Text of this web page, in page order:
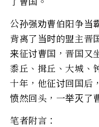
公孙强劝曹伯阳争当
背离了当时的盟主晋
来征讨曹国，晋国又
黍丘、揖丘、大城、
十年，他征讨回国后
愤然回头，一举灭了
笔者附言：